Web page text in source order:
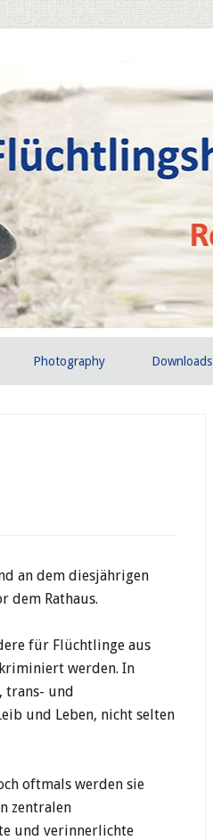
Photography Downloads
an dem diesjährigen
dem Rathaus.
für Flüchtlinge aus
werden. In
trans- und
und Leben, nicht selten
oftmals werden sie
zentralen
und verinnerlichte